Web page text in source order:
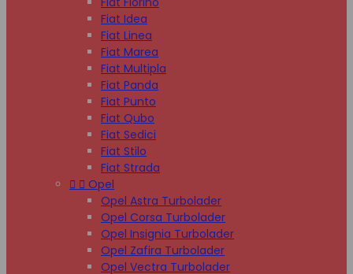
Fiat Idea
Fiat Linea
Fiat Marea
Fiat Multipla
Fiat Panda
Fiat Punto
Fiat Qubo
Fiat Sedici
Fiat Stilo
Fiat Strada
  Opel
Opel Astra Turbolader
Opel Corsa Turbolader
Opel Insignia Turbolader
Opel Zafira Turbolader
Opel Vectra Turbolader